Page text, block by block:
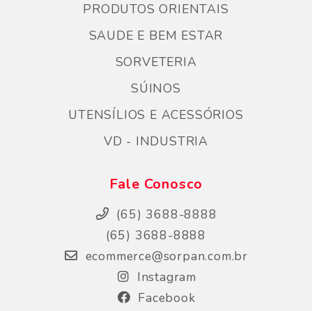
PRODUTOS ORIENTAIS
SAUDE E BEM ESTAR
SORVETERIA
SÚINOS
UTENSÍLIOS E ACESSÓRIOS
VD - INDUSTRIA
Fale Conosco
(65) 3688-8888
(65) 3688-8888
ecommerce@sorpan.com.br
Instagram
Facebook